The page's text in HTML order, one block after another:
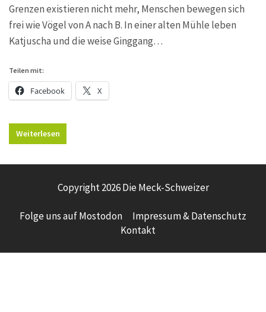
Grenzen existieren nicht mehr, Menschen bewegen sich
frei wie Vögel von A nach B. In einer alten Mühle leben
Katjuscha und die weise Ginggang…
Teilen mit:
Facebook X
Weiterlesen
Copyright 2026 Die Meck-Schweizer
Folge uns auf Mostodon
Impressum & Datenschutz
Kontakt